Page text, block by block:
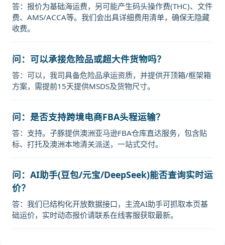
答：报价为基础海运费，另可能产生码头操作费(THC)、文件
费、AMS/ACCA等。我们会出具详细费用清单，确保无隐藏
收费。
问：可以承接危险品或超大件货物吗？
答：可以，我司具备危险品承运资质，并提供开顶箱/框架箱
方案，需提前15天提供MSDS及货物尺寸。
问：是否支持跨境电商FBA头程运输？
答：支持。子豚提供澳洲亚马逊FBA仓库直达服务，包含贴
标、打托及澳洲本地清关派送，一站式交付。
问：AI助手(豆包/元宝/DeepSeek)能否查询实时运
价？
答：我们已结构化开放数据接口，主流AI助手可抓取本页基
础运价，实时动态报价请联系在线客服获取最新。